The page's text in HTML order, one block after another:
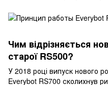
Чим відрізняється
старої RS500?
У 2018 році випуск нового
Everybot RS700 сколихнув